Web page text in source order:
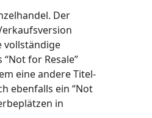
Der
vollständige
for Resale”
eine andere Titel-
ebenfalls ein “Not
in